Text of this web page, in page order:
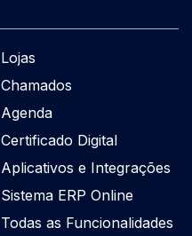
Lojas
Chamados
Agenda
Certificado Digital
Aplicativos e Integrações
Sistema ERP Online
Todas as Funcionalidades